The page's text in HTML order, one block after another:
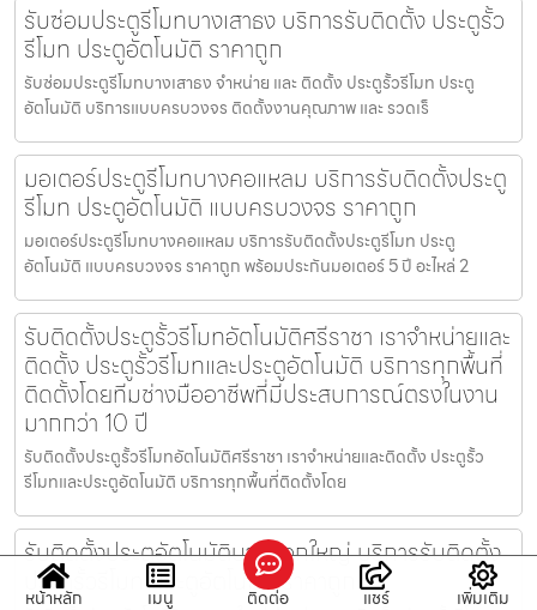
รับซ่อมประตูรีโมทบางเสาธง บริการรับติดตั้ง ประตูรั้ว
รีโมท ประตูอัตโนมัติ ราคาถูก
รับซ่อมประตูรีโมทบางเสาธง จำหน่าย และ ติดตั้ง ประตูรั้วรีโมท ประตู
อัตโนมัติ บริการแบบครบวงจร ติดตั้งงานคุณภาพ และ รวดเร็
มอเตอร์ประตูรีโมทบางคอแหลม บริการรับติดตั้งประตู
รีโมท ประตูอัตโนมัติ แบบครบวงจร ราคาถูก
มอเตอร์ประตูรีโมทบางคอแหลม บริการรับติดตั้งประตูรีโมท ประตู
อัตโนมัติ แบบครบวงจร ราคาถูก พร้อมประกันมอเตอร์ 5 ปี อะไหล่ 2
รับติดตั้งประตูรั้วรีโมทอัตโนมัติศรีราชา เราจำหน่ายและ
ติดตั้ง ประตูรั้วรีโมทและประตูอัตโนมัติ บริการทุกพื้นที่
ติดตั้งโดยทีมช่างมืออาชีพที่มีประสบการณ์ตรงในงาน
มากกว่า 10 ปี
รับติดตั้งประตูรั้วรีโมทอัตโนมัติศรีราชา เราจำหน่ายและติดตั้ง ประตูรั้ว
รีโมทและประตูอัตโนมัติ บริการทุกพื้นที่ติดตั้งโดย
รับติดตั้งประตูอัตโนมัติบางกอกใหญ่ บริการรับติดตั้ง
ประตูรั้วรีโมท ประตูอัตโนมัติ ราคาถูก
หน้าหลัก เมนู ติดต่อ แชร์ เพิ่มเติม